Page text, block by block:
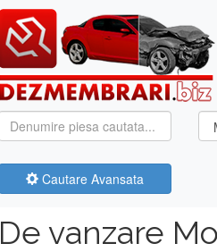
Cautare Avansata
De vanzare